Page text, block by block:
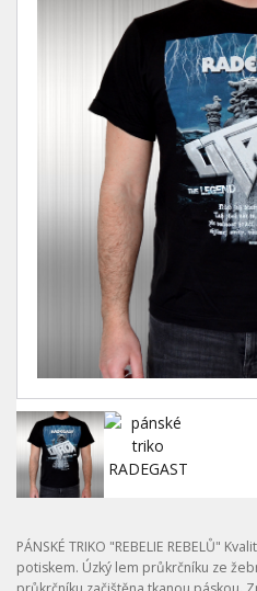
PÁNSKÉ TRIKO "REBELIE REBELŮ"
potiskem. Úzký lem průkrčníku ze